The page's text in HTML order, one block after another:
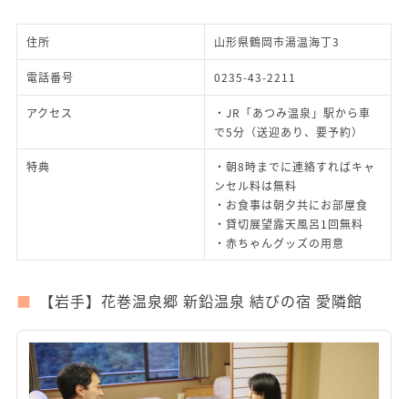
住所 山形県鶴岡市湯温海丁3
電話番号 0235-43-2211
アクセス
・JR「あつみ温泉」駅から車
で5分（送迎あり、要予約）
特典
・朝8時までに連絡すればキャ
ンセル料は無料
・お食事は朝夕共にお部屋食
・貸切展望露天風呂1回無料
・赤ちゃんグッズの用意
【岩手】花巻温泉郷 新鉛温泉 結びの宿 愛隣館